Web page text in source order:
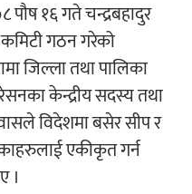
यस्तो होला’को शीर्ष गीत
१६ गते चन्द्रबहादुर
गठन गरेको
जिल्ला तथा पालिका
केन्द्रीय सदस्य तथा
विदेशमा बसेर सीप र
एकीकृत गर्न
।